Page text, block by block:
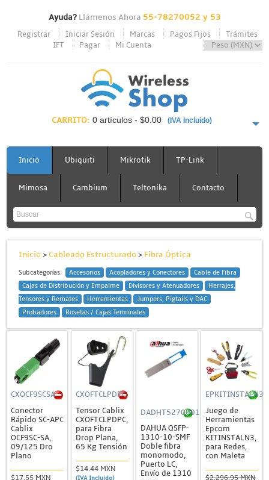
Ayuda?Llámenos Ahora 55-78270052 y 53
Registrar Iniciar Sesión Marcas Pagos Fijos
Trámites
IFT
Pagar Mi Cuenta
CARRITO: 0 artículos - $0.00 (IVA Incluido)
PAGAR AHORA
Inicio Ubiquiti Mikrotik TP-Link
Mimosa Cambium Teltonika Contacto
Inicio>Cableado Estructurado> Fibra Óptica
Subcategorías: Accesorios Acopladores y Conectores
Cable de Fibra
Cajas de Distribución y Empalme
Divisores y Atenuadores
Herrajes,
Tensores y Remates
Herramientas
Jumpers, Pigtails y DAC
Probadores
Rosetas / Cajas Terminales
CXOCF9SCSA
Conector
Rápido SC-APC
Cablix
OCF9SC-SA,
09/125 Dro
Plano
$17.55 MXN
CXOFTCLPDPC
Tensor Cablix
CXOFTCLPDPC,
para Fibra
Drop Plana,
65 Kg Tensión
$14.44 MXN
(IVA Incluido)
DADHT5270001
DAHUA QSFP-
1310-10-SMF
Doble fibra
monomodo,
Puerto LC,
Envío de 1310
EPKITINSTALN3
Juego de
Herramientas
Epcom
KITINSTALN3,
para Redes,
con Maleta
$2,296.95 MXN